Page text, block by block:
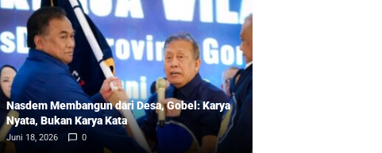
Nasdem Membangun dari Desa, Gobel: Karya
Nyata, Bukan Karya Kata
Juni 18, 2026 0